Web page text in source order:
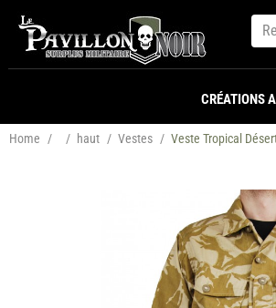
CRÉATIONS
Home / / haut / Vestes / Veste Tropical